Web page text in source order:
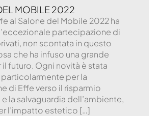
MOBILE 2022
al Salone del Mobile 2022 ha
partecipazione di
non scontata in questo
che ha infuso una grande
il futuro. Ogni novità è stata
per la
di Effe verso il risparmio
la salvaguardia dell’ambiente,
l’impatto estetico […]